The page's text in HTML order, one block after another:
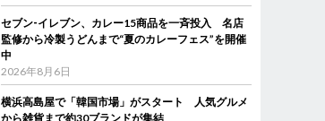
セブン‐イレブン、カレー15商品を一斉投入 名店
監修から冷製うどんまで“夏のカレーフェス”を開催
中
2026年8月6日
横浜高島屋で「韓国市場」がスタート 人気グルメ
から雑貨まで約30ブランドが集結